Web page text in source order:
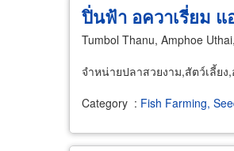
ปิ่นฟ้า อควาเรี่ยม
Tumbol Thanu, Amphoe
จำหน่ายปลาสวยงาม,สัตว์เลี้ย
Category : Fish Farming,